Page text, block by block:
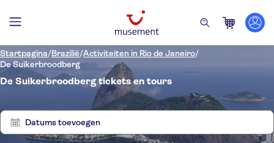
Startpagina/Brazilië/Activiteiten in Rio de Janeiro/
De Suikerbroodberg
De Suikerbroodberg tickets en tours
Datums toevoegen
filtersresultaten